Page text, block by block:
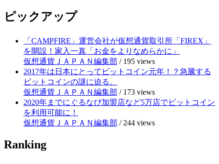
ピックアップ
「CAMPFIRE」運営会社が仮想通貨取引所「FIREX」
を開設！家入一真「お金をよりなめらかに」
仮想通貨ＪＡＰＡＮ編集部 / 195 views
2017年は日本にとってビットコイン元年！？急騰する
ビットコインの謎に迫る。
仮想通貨ＪＡＰＡＮ編集部 / 173 views
2020年までにぐるなび加盟店など5万店でビットコイン
を利用可能に！
仮想通貨ＪＡＰＡＮ編集部 / 244 views
Ranking